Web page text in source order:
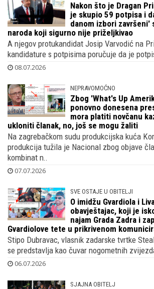
Nakon što je Dragan
je skupio 59 potpisa i
danom izbori završeni'
naroda koji sigurno nije priželjkivao
A njegov protukandidat Josip Varvodić na
kandidature s potpisima poručuje da je
08.07.2026
NEPRAVOMOĆNO
Zbog 'What's Up
ponovno donesena
mora platiti novčanu
ukloniti članak, no, još se mogu žaliti
Na zagrebačkom sudu produkcijska kuća
produkcija tužila je Nacional zbog objave
kombinat n..
07.07.2026
SVE OSTAJE U OBITELJI
O imidžu Gvardiola i
obavještajac, koji je
najam Grada Zadra i
Gvardiolove tete u prikrivenom
Stipo Dubravac, vlasnik zadarske tvrtke
se predstavlja kao čuvar nogometnih
06.07.2026
SJAJNA OBITELJ